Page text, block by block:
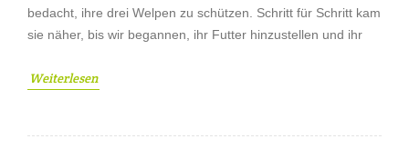
bedacht, ihre drei Welpen zu schützen. Schritt für Schritt kam
sie näher, bis wir begannen, ihr Futter hinzustellen und ihr
Weiterlesen